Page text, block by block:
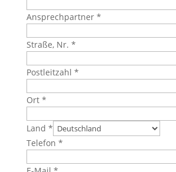
Ansprechpartner *
Straße, Nr. *
Postleitzahl *
Ort *
Land *
Telefon *